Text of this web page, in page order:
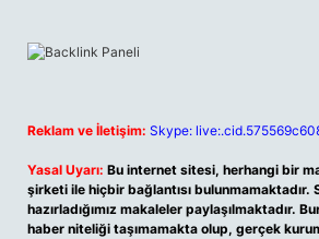
Reklam ve İletişim: Skype:
Yasal Uyarı: Bu internet sitesi, herhangi bir
şirketi ile hiçbir bağlantısı bulunmamaktadır.
hazırladığımız makaleler paylaşılmaktadır.
haber niteliği taşımamakta olup, gerçek